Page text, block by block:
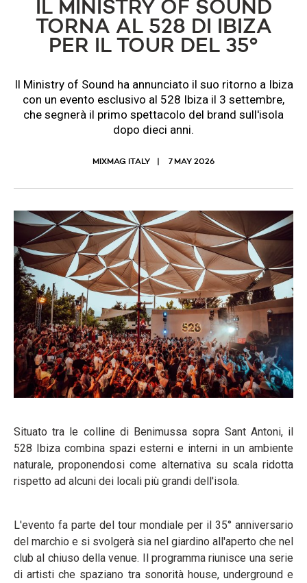
IL MINISTRY OF SOUND
TORNA AL 528 DI IBIZA
PER IL TOUR DEL 35°
Il Ministry of Sound ha annunciato il suo ritorno a Ibiza
con un evento esclusivo al 528 Ibiza il 3 settembre,
che segnerà il primo spettacolo del brand sull'isola
dopo dieci anni.
MIXMAG ITALY 7 MAY 2026
Situato tra le colline di Benimussa sopra Sant Antoni, il
528 Ibiza combina spazi esterni e interni in un ambiente
naturale, proponendosi come alternativa su scala ridotta
rispetto ad alcuni dei locali più grandi dell'isola.
L'evento fa parte del tour mondiale per il 35° anniversario
del marchio e si svolgerà sia nel giardino all'aperto che nel
club al chiuso della venue. Il programma riunisce una serie
di artisti che spaziano tra sonorità house, underground e